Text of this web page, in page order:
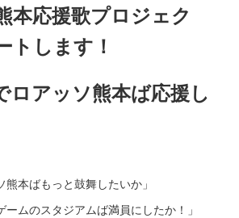
本応援歌プロジェク
トします！
ロアッソ熊本ば応援し
熊本ばもっと鼓舞したいか」
ームのスタジアムば満員にしたか！」